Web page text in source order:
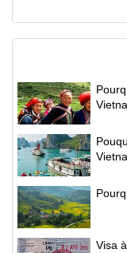
Visa